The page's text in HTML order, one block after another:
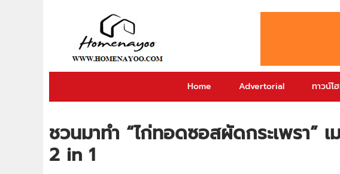
Home Advertorial ทาวน์โ
ชวนมาทำ “ไก่ทอดซอสผัดกระเพรา”
2 in 1